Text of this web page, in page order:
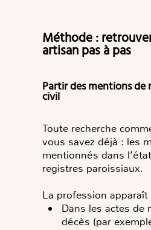
Méthode : retrouver un ancêtre
artisan pas à pas
Partir des mentions de métier dans l’état
civil
Toute recherche
vous savez déjà : les
mentionnés dans
registres paroissiaux.
La profession
Dans les actes de
décès (par